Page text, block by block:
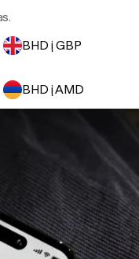
BHD į GBP
BHD į AMD